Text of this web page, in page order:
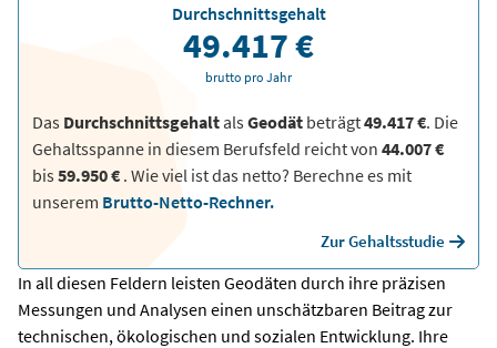
Das DurchschnittsgehaltalsGeodät beträgt49.417 €. Die
Gehaltsspanne in diesem Berufsfeld reicht von 44.007 €
bis59.950 € . Wie viel ist das netto? Berechne es mit
unserem Brutto-Netto-Rechner.
Zur Gehaltsstudie
Durchschnittsgehalt
49.417 €
brutto pro Jahr
In all diesen Feldern leisten Geodäten durch ihre präzisen
Messungen und Analysen einen unschätzbaren Beitrag zur
technischen, ökologischen und sozialen Entwicklung. Ihre